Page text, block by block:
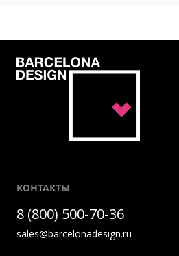
КОНТАКТЫ
8 (800) 500-70-36
sales@barcelonadesign.ru